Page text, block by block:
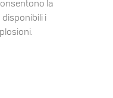
la
i